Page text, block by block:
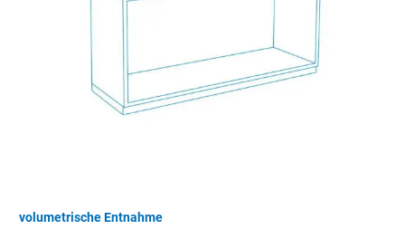
volumetrische Entnahme